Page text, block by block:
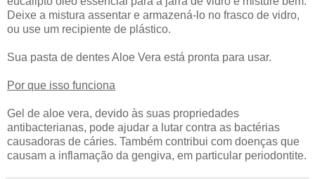
Deixe a mistura assentar e armazená-lo no frasco de vidro,
ou use um recipiente de plástico.
Sua pasta de dentes Aloe Vera está pronta para usar.
Por que isso funciona
Gel de aloe vera, devido às suas propriedades
antibacterianas, pode ajudar a lutar contra as bactérias
causadoras de cáries. Também contribui com doenças que
causam a inflamação da gengiva, em particular periodontite.